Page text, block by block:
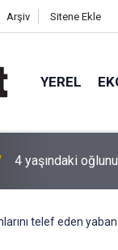
Arşiv Sitene Ekle
YEREL
Mahallede korku
telef eden